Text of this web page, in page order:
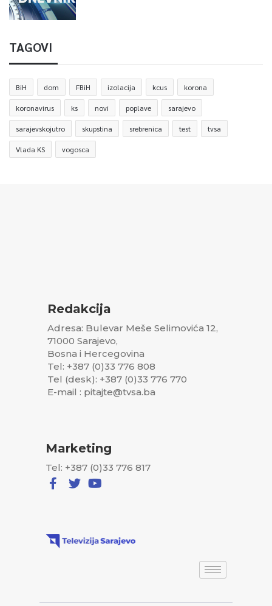
TAGOVI
BiH dom FBiH izolacija kcus korona
koronavirus ks novi poplave sarajevo
sarajevskojutro skupstina srebrenica test tvsa
Vlada KS vogosca
Redakcija
Adresa: Bulevar Meše Selimovića 12,
71000 Sarajevo,
Bosna i Hercegovina
Tel: +387 (0)33 776 808
Tel (desk): +387 (0)33 776 770
E-mail : pitajte@tvsa.ba
Marketing
Tel: +387 (0)33 776 817